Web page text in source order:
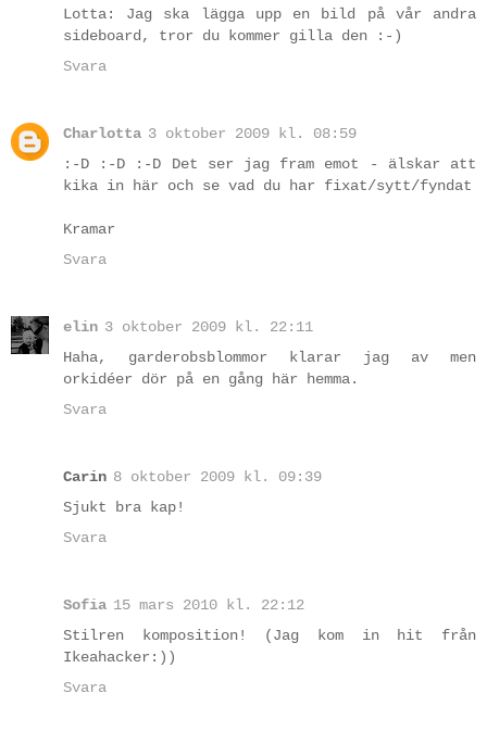
Lotta: Jag ska lägga upp en bild på vår andra
sideboard, tror du kommer gilla den :-)
Svara
Charlotta 3 oktober 2009 kl. 08:59
:-D :-D :-D Det ser jag fram emot - älskar att
kika in här och se vad du har fixat/sytt/fyndat
Kramar
Svara
elin 3 oktober 2009 kl. 22:11
Haha, garderobsblommor klarar jag av men
orkidéer dör på en gång här hemma.
Svara
Carin 8 oktober 2009 kl. 09:39
Sjukt bra kap!
Svara
Sofia 15 mars 2010 kl. 22:12
Stilren komposition! (Jag kom in hit från
Ikeahacker:))
Svara